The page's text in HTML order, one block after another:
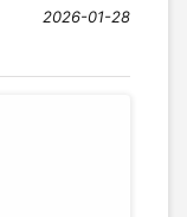
2026-01-28